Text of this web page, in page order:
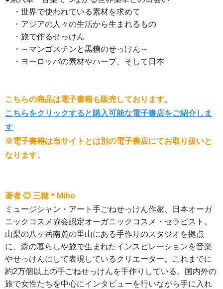
・世界で使われている素材を求めて
・アジアの人々の生活から生まれるもの
・旅で作るせっけん
・～マンゴスチンと黒糖のせっけん～
・ヨーロッパの素材やハーブ、そして日本
こちらの商品は電子書籍も販売しております。
こちらをクリックすると購入可能な電子書店をご紹介しま
す
※電子書籍は当サイトとは別の電子書店にてお取り扱いと
なります。
著者 ◎ 三穂＊Miho
ミュージシャン・アート手ごねせっけん作家、日本オーガ
ニックコスメ協会認定オーガニックコスメ・セラピスト。
山梨の八ヶ岳南麓の里山にある手作りのスタジオを拠点
に、森の暮らしや旅で生まれたインスピレーションを音楽
やせっけんにして表現しているクリエーター。これまでに
約2万個以上の手ごねせっけんを手作りしている。国内外の
旅で女性たちを中心にインタビューを行いながら手に入れ